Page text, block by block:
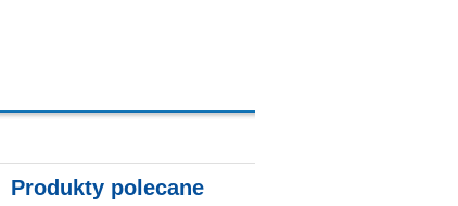
Produkty polecane